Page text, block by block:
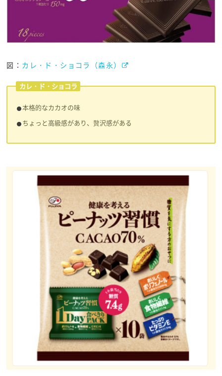
図： カレ・ド・ショコラ（森永）
カレ・ド・ショコラ
本格的なカカオの味
ちょっと高級感があり、贅沢感がある